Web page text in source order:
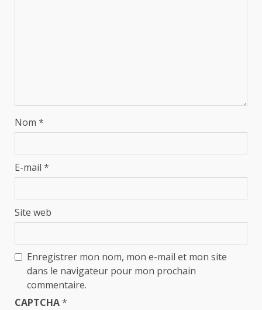
Nom *
E-mail *
Site web
Enregistrer mon nom, mon e-mail et mon site
dans le navigateur pour mon prochain
commentaire.
CAPTCHA*